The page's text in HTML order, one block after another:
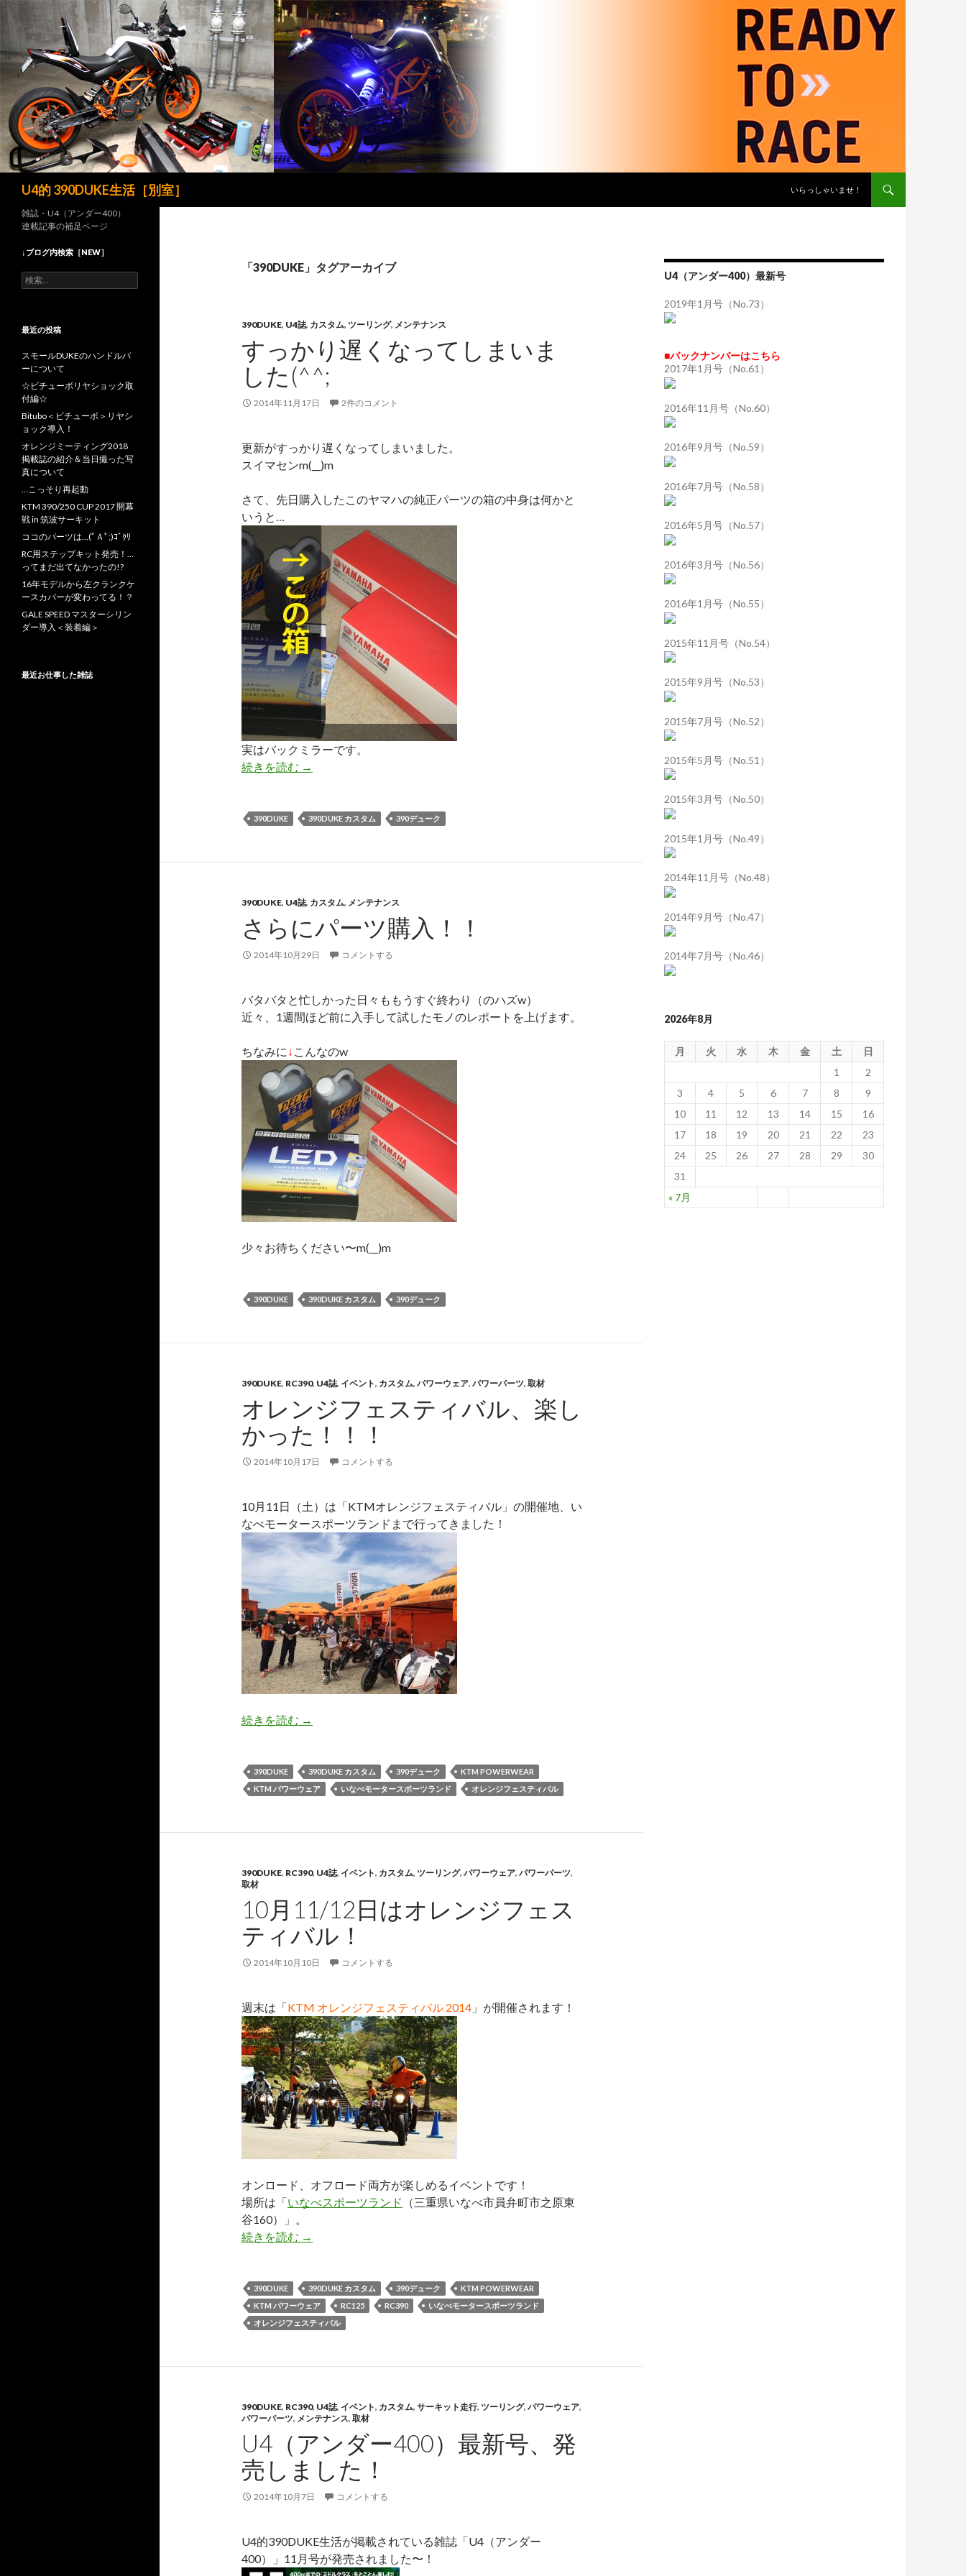
U4的 390DUKE生活［別室］
いらっしゃいませ！
「390DUKE」タグアーカイブ
390DUKE, U4誌, カスタム, ツーリング, メンテナンス
すっかり遅くなってしまいま
した(^^;
2014年11月17日 2件のコメント
更新がすっかり遅くなってしまいました。
スイマセンm(__)m
さて、先日購入したこのヤマハの純正パーツの箱の中身は何かと
いうと…
実はバックミラーです。
続きを読む すっかり遅くなってしまいました(^^;
→
390DUKE 390DUKE カスタム 390デューク
390DUKE, U4誌, カスタム, メンテナンス
さらにパーツ購入！！
2014年10月29日 コメントする
バタバタと忙しかった日々ももうすぐ終わり（のハズw）
近々、1週間ほど前に入手して試したモノのレポートを上げます。
ちなみに ↓ こんなのw
少々お待ちください〜m(__)m
390DUKE 390DUKE カスタム 390デューク
390DUKE, RC390, U4誌, イベント, カスタム, パワーウェア, パワーパーツ, 取材
オレンジフェスティバル、楽し
かった！！！
2014年10月17日 コメントする
10月11日（土）は「KTMオレンジフェスティバル」の開催地、い
なべモータースポーツランドまで行ってきました！
続きを読む オレンジフェスティバル、楽しかった！！！
→
390DUKE 390DUKE カスタム 390デューク
KTM POWERWEAR
KTM パワーウェア
いなべモータースポーツランド オレンジフェスティバル
390DUKE, RC390, U4誌, イベント, カスタム, ツーリング, パワーウェア, パワーパーツ,
取材
10月11/12日はオレンジフェス
ティバル！
2014年10月10日 コメントする
週末は「KTM オレンジフェスティバル 2014 」が開催されます！
オンロード、オフロード両方が楽しめるイベントです！
場所は「いなべスポーツランド
（三重県いなべ市員弁町市之原東
谷160）」。
続きを読む 10月11/12日はオレンジフェスティバル！
→
390DUKE 390DUKE カスタム 390デューク
KTM POWERWEAR
KTM パワーウェア
RC125 RC390
いなべモータースポーツランド
オレンジフェスティバル
390DUKE, RC390, U4誌, イベント, カスタム, サーキット走行, ツーリング, パワーウェア,
パワーパーツ, メンテナンス, 取材
U4（アンダー400）最新号、発
売しました！
2014年10月7日 コメントする
U4的390DUKE生活が掲載されている雑誌「U4（アンダー
400）」11月号が発売されました〜！
U4（アンダー400）最新号
2019年1月号（No.73）
■バックナンバーはこちら
2017年1月号（No.61）
2016年11月号（No.60）
2016年9月号（No.59）
2016年7月号（No.58）
2016年5月号（No.57）
2016年3月号（No.56）
2016年1月号（No.55）
2015年11月号（No.54）
2015年9月号（No.53）
2015年7月号（No.52）
2015年5月号（No.51）
2015年3月号（No.50）
2015年1月号（No.49）
2014年11月号（No.48）
2014年9月号（No.47）
2014年7月号（No.46）
2026年8月
月 火 水 木 金 土 日
« 7月
1
2
3
4 5 6 7 8
9
10
11 12 13 14 15
16
17
18 19 20 21 22
23
24
25 26 27 28 29
30
31
雑誌・U4（アンダー400）
連載記事の補足ページ
↓ブログ内検索［NEW］
検
索
最近の投稿
スモールDUKEのハンドルバ
ーについて
☆ビチューボリヤショック取
付編☆
Bitubo＜ビチューボ＞リヤシ
ョック導入！
オレンジミーティング2018
掲載誌の紹介＆当日撮った写
真について
…こっそり再起動
KTM 390/250 CUP 2017 開幕
戦 in 筑波サーキット
ココのパーツは…(ﾟＡﾟ;)ｺﾞｸﾘ
RC用ステップキット発売！…
ってまだ出てなかったの!?
16年モデルから左クランクケ
ースカバーが変わってる！？
GALE SPEED マスターシリン
ダー導入＜装着編＞
最近お仕事した雑誌